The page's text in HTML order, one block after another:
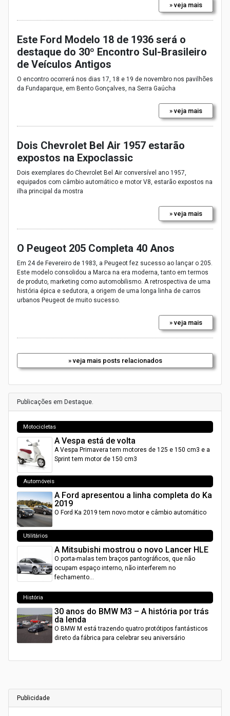
» veja mais
Este Ford Modelo 18 de 1936 será o
destaque do 30º Encontro Sul-Brasileiro
de Veículos Antigos
O encontro ocorrerá nos dias 17, 18 e 19 de novembro nos pavilhões
da Fundaparque, em Bento Gonçalves, na Serra Gaúcha
» veja mais
Dois Chevrolet Bel Air 1957 estarão
expostos na Expoclassic
Dois exemplares do Chevrolet Bel Air conversível ano 1957,
equipados com câmbio automático e motor V8, estarão expostos na
ilha principal da mostra
» veja mais
O Peugeot 205 Completa 40 Anos
Em 24 de Fevereiro de 1983, a Peugeot fez sucesso ao lançar o 205.
Este modelo consolidou a Marca na era moderna, tanto em termos
de produto, marketing como automobilismo. A retrospectiva de uma
história épica e sedutora, a origem de uma longa linha de carros
urbanos Peugeot de muito sucesso.
» veja mais
» veja mais posts relacionados
Publicações em Destaque.
Motocicletas
A Vespa está de volta
A Vespa Primavera tem motores de 125 e 150 cm3 e a
Sprint tem motor de 150 cm3
Automóveis
A Ford apresentou a linha completa do Ka
2019
O Ford Ka 2019 tem novo motor e câmbio automático
Utilitários
A Mitsubishi mostrou o novo Lancer HLE
O porta-malas tem braços pantográficos, que não
ocupam espaço interno, não interferem no
fechamento…
História
30 anos do BMW M3 – A história por trás
da lenda
O BMW M está trazendo quatro protótipos fantásticos
direto da fábrica para celebrar seu aniversário
Publicidade